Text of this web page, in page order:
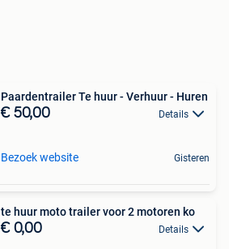
Paardentrailer Te huur - Verhuur - Huren
€ 50,00 Details
Bezoek website Gisteren
te huur moto trailer voor 2 motoren ko
€ 0,00 Details